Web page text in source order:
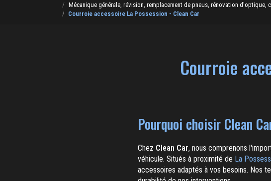
Mécanique générale, révision, remplacement de pneus, rénovation
Courroie accessoire La Possession - Clean Car
Courroie
Pourquoi choisir Clean
Chez Clean Car, nous comprenons
véhicule. Situés à proximité de La
accessoires adaptés à vos besoins. Nos